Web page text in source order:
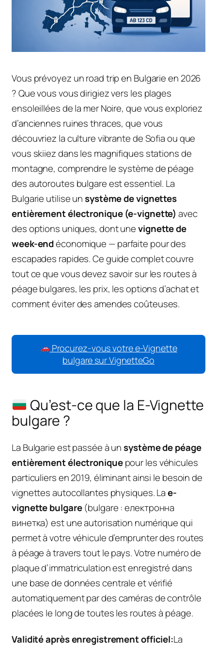
Vous prévoyez un road trip en Bulgarie en 2026
? Que vous vous dirigiez vers les plages
ensoleillées de la mer Noire, que vous exploriez
d’anciennes ruines thraces, que vous
découvriez la culture vibrante de Sofia ou que
vous skiiez dans les magnifiques stations de
montagne, comprendre le système de péage
des autoroutes bulgare est essentiel. La
Bulgarie utilise unsystème de vignettes
entièrement électronique (e-vignette) avec
des options uniques, dont unevignette de
week-endéconomique — parfaite pour des
escapades rapides. Ce guide complet couvre
tout ce que vous devez savoir sur les routes à
péage bulgares, les prix, les options d’achat et
comment éviter des amendes coûteuses.
Procurez-vous votre e-Vignette
bulgare sur VignetteGo
Qu’est-ce que la E-Vignette
bulgare ?
La Bulgarie est passée à unsystème de péage
entièrement électroniquepour les véhicules
particuliers en 2019, éliminant ainsi le besoin de
vignettes autocollantes physiques. Lae-
vignette bulgare(bulgare : електронна
винетка) est une autorisation numérique qui
permet à votre véhicule d’emprunter des routes
à péage à travers tout le pays. Votre numéro de
plaque d’immatriculation est enregistré dans
une base de données centrale et vérifié
automatiquement par des caméras de contrôle
placées le long de toutes les routes à péage.
Validité après enregistrement officiel:La